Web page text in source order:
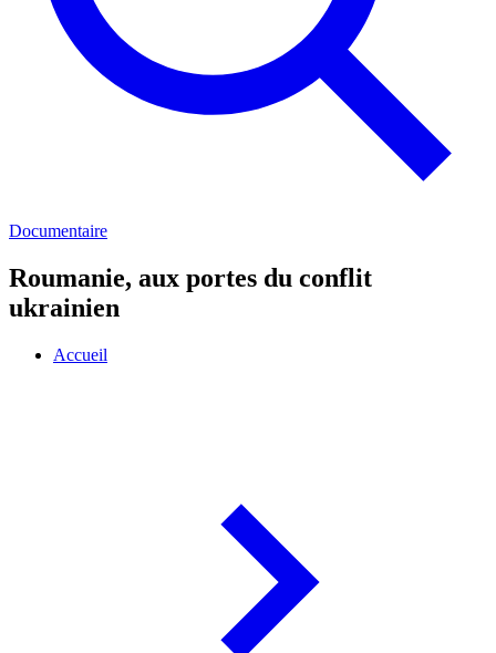
Documentaire
Roumanie, aux portes du conflit
ukrainien
Accueil